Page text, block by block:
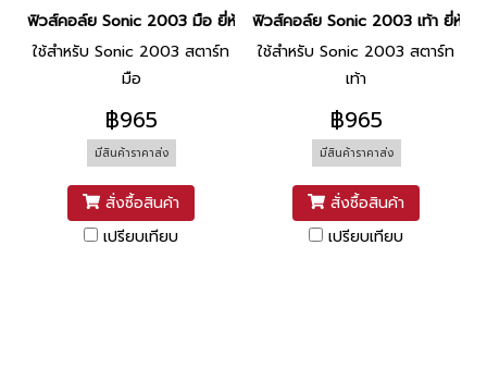
ฟิวส์คอล์ย Sonic 2003 มือ ยี่ห้อ เสรี
ใช้สำหรับ Sonic 2003 สตาร์ท
มือ
฿965
มีสินค้าราคาส่ง
สั่งซื้อสินค้า
เปรียบเทียบ
ฟิวส์คอล์ย Sonic 2003 เท้า ยี่ห้อ เ
ใช้สำหรับ Sonic 2003 สตาร์ท
เท้า
฿965
มีสินค้าราคาส่ง
สั่งซื้อสินค้า
เปรียบเทียบ